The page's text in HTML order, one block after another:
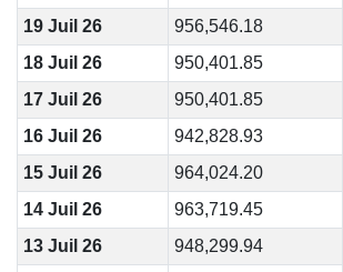
19 Juil 26
956,546.18
18 Juil 26
950,401.85
17 Juil 26
950,401.85
16 Juil 26
942,828.93
15 Juil 26
964,024.20
14 Juil 26
963,719.45
13 Juil 26
948,299.94